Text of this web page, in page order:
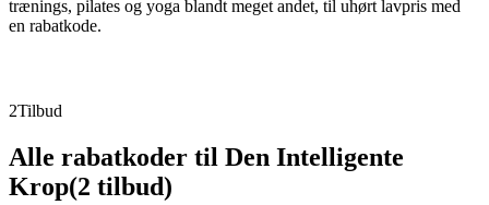
trænings, pilates og yoga blandt meget andet, til uhørt lavpris med
en rabatkode.
2Tilbud
Alle rabatkoder til Den Intelligente
Krop(2 tilbud)